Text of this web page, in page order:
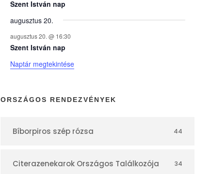
y
e
k
n
a
Szent István nap
augusztus 20.
augusztus 20. @ 16:30
Szent István nap
Naptár megtekintése
ORSZÁGOS RENDEZVÉNYEK
Bíborpiros szép rózsa 44
Citerazenekarok Országos Találkozója 34